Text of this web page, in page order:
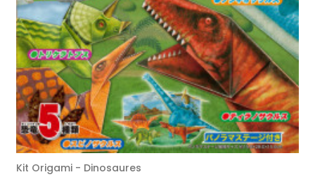
Kit Origami - Dinosaures